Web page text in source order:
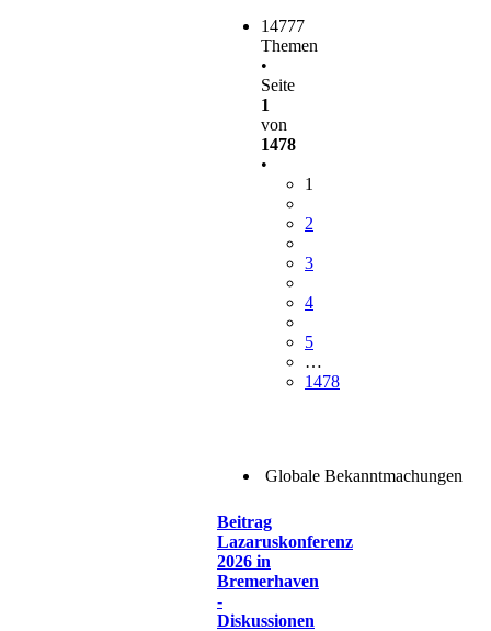
14777
Themen
•
Seite
1
von
1478
•
1
2
3
4
5
…
1478
Globale Bekanntmachungen
Beitrag
Lazaruskonferenz
2026 in
Bremerhaven
-
Diskussionen